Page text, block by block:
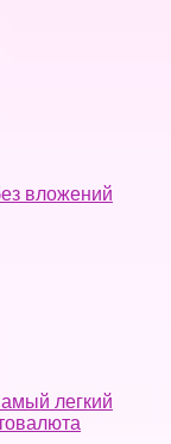
вложений
легкий